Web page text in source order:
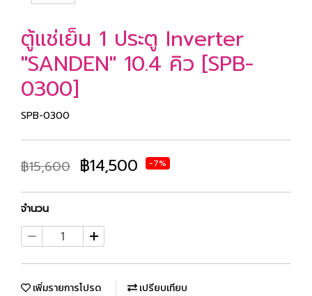
ตู้แช่เย็น 1 ประตู Inverter
"SANDEN" 10.4 คิว [SPB-
0300]
SPB-0300
฿15,600 ฿14,500 -7%
จำนวน
เพิ่มรายการโปรด เปรียบเทียบ